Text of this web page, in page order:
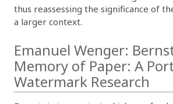
thus reassessing the significance of
a larger context.
Emanuel Wenger:
Memory of Paper: A
Watermark Research